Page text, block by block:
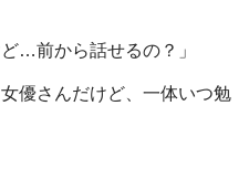
…前から話せるの？」
優さんだけど、一体いつ勉